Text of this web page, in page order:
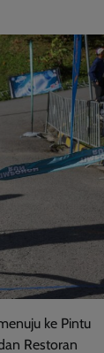
ke Pintu
Restoran